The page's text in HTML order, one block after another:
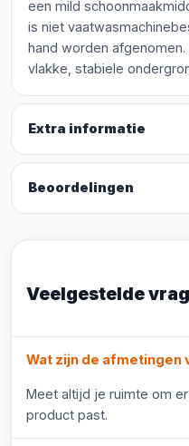
een mild
is niet
hand worden
vlakke, stabiele
Extra informatie
Beoordelingen
Veelgestelde
Wat zijn de afmetingen
Meet altijd je ruimte om
product past.